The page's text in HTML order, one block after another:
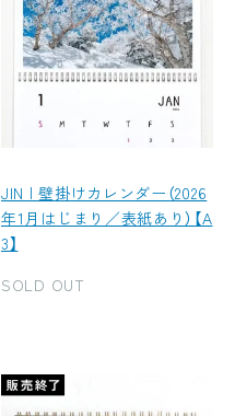
JIN | 壁掛けカレンダー（2026
年1月はじまり／表紙あり）【A
3】
SOLD OUT